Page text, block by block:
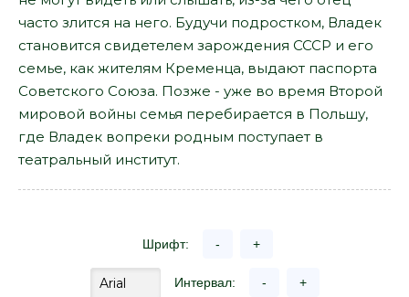
часто злится на него. Будучи подростком, Владек
становится свидетелем зарождения СССР и его
семье, как жителям Кременца, выдают паспорта
Советского Союза. Позже - уже во время Второй
мировой войны семья перебирается в Польшу,
где Владек вопреки родным поступает в
театральный институт.
Шрифт: - +
Интервал: - +